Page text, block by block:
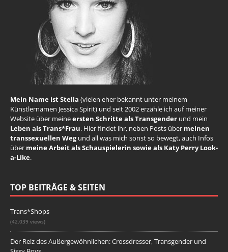
Mein Name ist Stella (vielen eher bekannt unter meinem
Künstlernamen Jessica Spirit) und seit 2002 erzähle ich auf meiner
Website über meineersten Schritte als Transgender und mein
Leben als Trans*Frau. Hier findet ihr, neben Posts über meinen
transsexuellen Wegund all was mich sonst so bewegt, auch Infos
über meine Arbeit als Schauspielerin sowie als Katy Perry Look-
a-Like.
TOP BEITRÄGE & SEITEN
Trans*Shops
(42.039 views)
Der Reiz des Außergewöhnlichen: Crossdresser, Transgender und